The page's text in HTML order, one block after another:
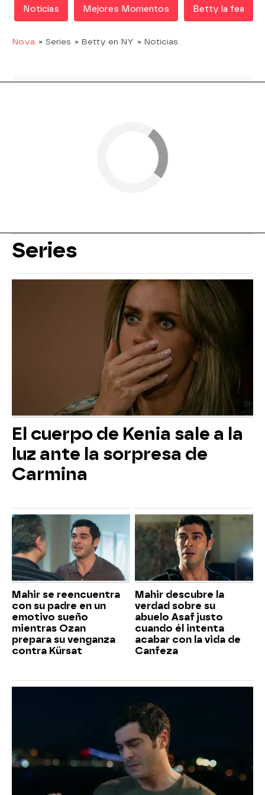
Noticias Mejores Momentos Betty la fea
Nova » Series » Betty en NY » Noticias
Series
El cuerpo de Kenia sale a la
luz ante la sorpresa de
Carmina
Mahir se reencuentra
con su padre en un
emotivo sueño
mientras Ozan
prepara su venganza
contra Kürsat
Mahir descubre la
verdad sobre su
abuelo Asaf justo
cuando él intenta
acabar con la vida de
Canfeza